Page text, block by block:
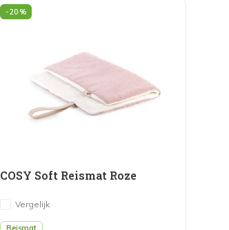
-20%
COSY Soft Reismat Roze
Vergelijk